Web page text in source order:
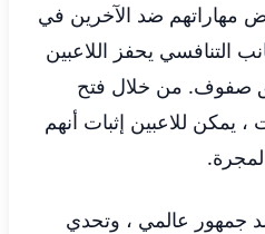
مهاراتهم ضد الآخرين في
التنافسي يحفز اللاعبين
صفوف. من خلال فتح
يمكن للاعبين إثبات أنهم
جمهور عالمي ، وتحدي